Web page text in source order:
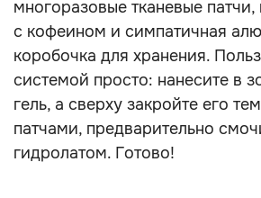
многоразовые тканевые патчи,
с кофеином и симпатичная
коробочка для хранения.
системой просто: нанесите в
гель, а сверху закройте его
патчами, предварительно
гидролатом. Готово!